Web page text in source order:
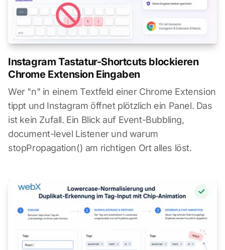
Instagram Tastatur-Shortcuts blockieren
Chrome Extension Eingaben
Wer "n" in einem Textfeld einer Chrome Extension
tippt und Instagram öffnet plötzlich ein Panel. Das
ist kein Zufall. Ein Blick auf Event-Bubbling,
document-level Listener und warum
stopPropagation() am richtigen Ort alles löst.